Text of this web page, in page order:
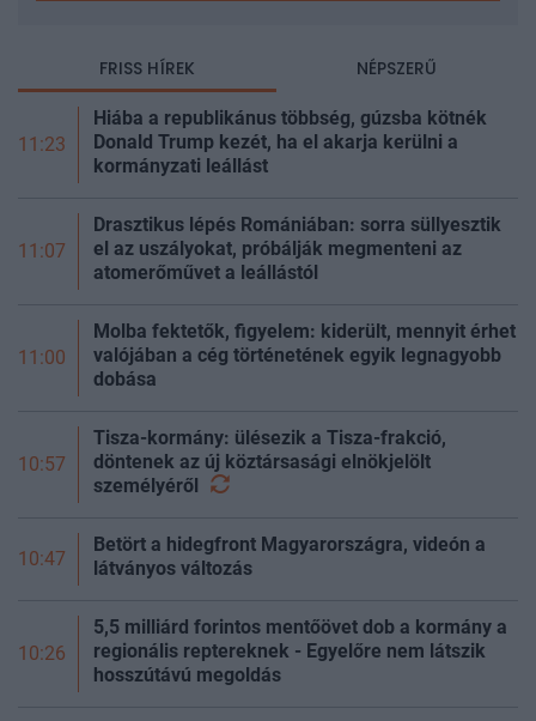
FRISS HÍREK NÉPSZERŰ
11:23
Hiába a republikánus többség, gúzsba kötnék
Donald Trump kezét, ha el akarja kerülni a
kormányzati leállást
11:07
Drasztikus lépés Romániában: sorra süllyesztik
el az uszályokat, próbálják megmenteni az
atomerőművet a leállástól
11:00
Molba fektetők, figyelem: kiderült, mennyit érhet
valójában a cég történetének egyik legnagyobb
dobása
10:57
Tisza-kormány: ülésezik a Tisza-frakció,
döntenek az új köztársasági elnökjelölt
személyéről
10:47
Betört a hidegfront Magyarországra, videón a
látványos változás
10:26
5,5 milliárd forintos mentőövet dob a kormány a
regionális reptereknek - Egyelőre nem látszik
hosszútávú megoldás